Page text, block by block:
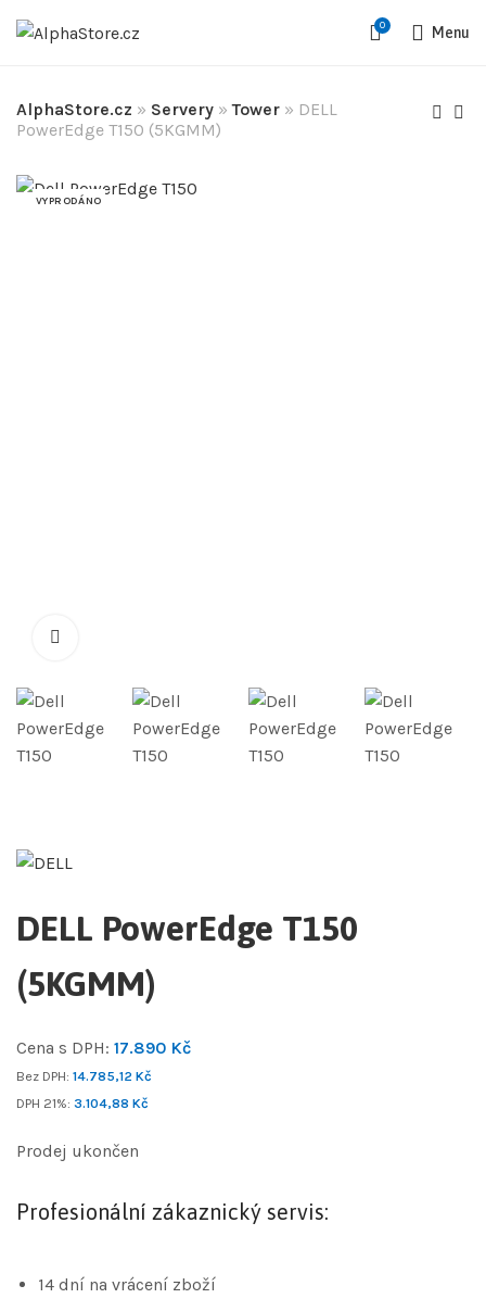
0 Menu
AlphaStore.cz » Servery »Tower » DELL
PowerEdge T150 (5KGMM)
VYPRODÁNO
DELL PowerEdge T150
(5KGMM)
Cena s DPH: 17.890 Kč
Bez DPH: 14.785,12 Kč
DPH 21%: 3.104,88 Kč
Prodej ukončen
Profesionální zákaznický servis:
14 dní na vrácení zboží